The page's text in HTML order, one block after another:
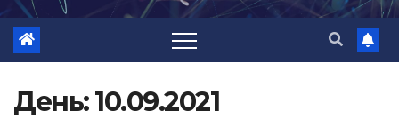
День:10.09.2021